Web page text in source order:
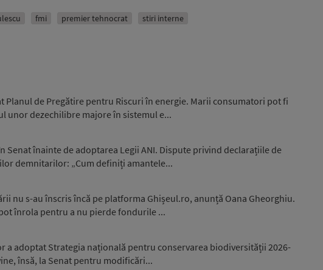
fmi premier tehnocrat stiri interne
Planul de Pregătire pentru Riscuri în energie. Marii consumatori pot fi
unor dezechilibre majore în sistemul e...
Senat înainte de adoptarea Legii ANI. Dispute privind declarațiile de
demnitarilor: „Cum definiți amantele...
nu s-au înscris încă pe platforma Ghișeul.ro, anunță Oana Gheorghiu.
înrola pentru a nu pierde fondurile ...
a adoptat Strategia națională pentru conservarea biodiversității 2026-
însă, la Senat pentru modificări...